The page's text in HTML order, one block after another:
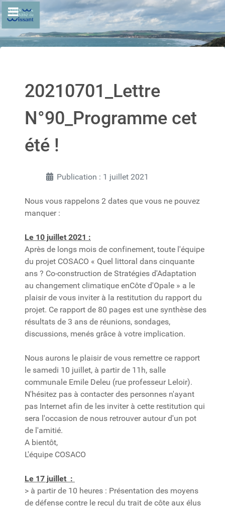
20210701_Lettre
N°90_Programme cet
été !
Publication : 1 juillet 2021
Nous vous rappelons 2 dates que vous ne pouvez
manquer :
Le 10 juillet 2021 :
Après de longs mois de confinement, toute l'équipe
du projet COSACO « Quel littoral dans cinquante
ans ? Co-construction de Stratégies d'Adaptation
au changement climatique enCôte d'Opale » a le
plaisir de vous inviter à la restitution du rapport du
projet. Ce rapport de 80 pages est une synthèse des
résultats de 3 ans de réunions, sondages,
discussions, menés grâce à votre implication.
Nous aurons le plaisir de vous remettre ce rapport
le samedi 10 juillet, à partir de 11h, salle
communale Emile Deleu (rue professeur Leloir).
N'hésitez pas à contacter des personnes n'ayant
pas Internet afin de les inviter à cette restitution qui
sera l'occasion de nous retrouver autour d'un pot
de l'amitié.
A bientôt,
L'équipe COSACO
Le 17 juillet :
> à partir de 10 heures : Présentation des moyens
de défense contre le recul du trait de côte aux élus